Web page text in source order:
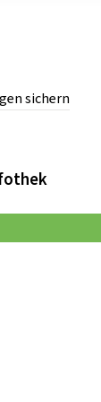
sichern